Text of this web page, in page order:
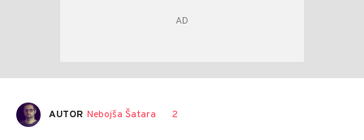
AUTOR Nebojša Šatara 2